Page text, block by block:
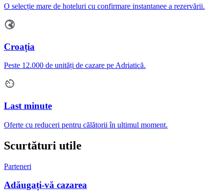
O selecție mare de hoteluri cu confirmare instantanee a rezervării.
Croația
Peste 12.000 de unități de cazare pe Adriatică.
Last minute
Oferte cu reduceri pentru călătorii în ultimul moment.
Scurtături utile
Parteneri
Adăugați-vă cazarea